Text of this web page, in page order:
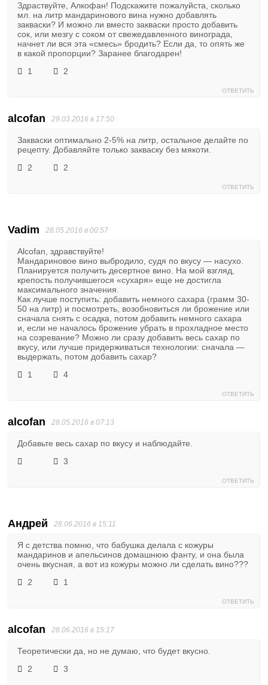
Здраствуйте, Алкофан! Подскажите пожалуйста, сколько
мл. на литр мандаринового вина нужно добавлять
закваски? И можно ли вместо закваски просто добавить
сок, или мезгу с соком от свежедавленного винограда,
начнет ли вся эта «смесь» бродить? Если да, то опять же
в какой пропорции? Заранее благодарен!
1
2
ОТВЕТИТЬ
alcofan 29.03.2016 в 17:50
Закваски оптимально 2-5% на литр, остальное делайте по
рецепту. Добавляйте только закваску без мякоти.
2
2
ОТВЕТИТЬ
Vadim 28.05.2016 в 00:57
Alcofan, здравствуйте!
Мандариновое вино выбродило, судя по вкусу — насухо.
Планируется получить десертное вино. На мой взгляд,
крепость получившегося «сухаря» еще не достигла
максимального значения.
Как лучше поступить: добавить немного сахара (грамм 30-
50 на литр) и посмотреть, возобновиться ли брожение или
сначала снять с осадка, потом добавить немного сахара
и, если не началось брожение убрать в прохладное место
на созревание? Можно ли сразу добавить весь сахар по
вкусу, или лучше придерживаться технологии: сначала —
выдержать, потом добавить сахар?
1
4
ОТВЕТИТЬ
alcofan 28.05.2016 в 07:13
Добавьте весь сахар по вкусу и наблюдайте.
3
ОТВЕТИТЬ
Андрей 28.06.2016 в 15:11
Я с детства помню, что бабушка делала с кожуры
мандаринов и апельсинов домашнюю фанту, и она была
очень вкусная, а вот из кожуры можно ли сделать вино???
2
1
ОТВЕТИТЬ
alcofan 28.06.2016 в 15:17
Теоретически да, но не думаю, что будет вкусно.
2
3